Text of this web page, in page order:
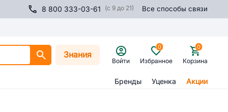
8 800 333-03-61 (с 9 до 21) Все способы связи
Знания
Войти Избранное
0
Корзина
0
Бренды Уценка Акции